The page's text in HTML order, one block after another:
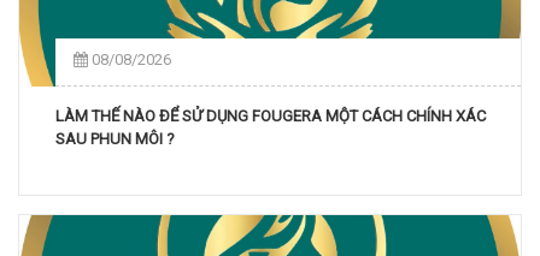
08/08/2026
LÀM THẾ NÀO ĐỂ SỬ DỤNG FOUGERA MỘT CÁCH CHÍNH XÁC
SAU PHUN MÔI ?